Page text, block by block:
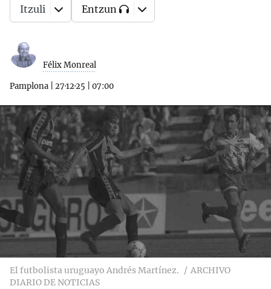
Félix Monreal
Pamplona 27·12·25 07:00
Itzuli Entzun
El futbolista uruguayo Andrés Martínez.
ARCHIVO
DIARIO DE NOTICIAS